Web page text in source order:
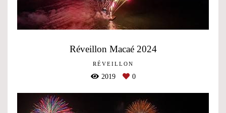
Réveillon Macaé 2024
RÉVEILLON
2019 0